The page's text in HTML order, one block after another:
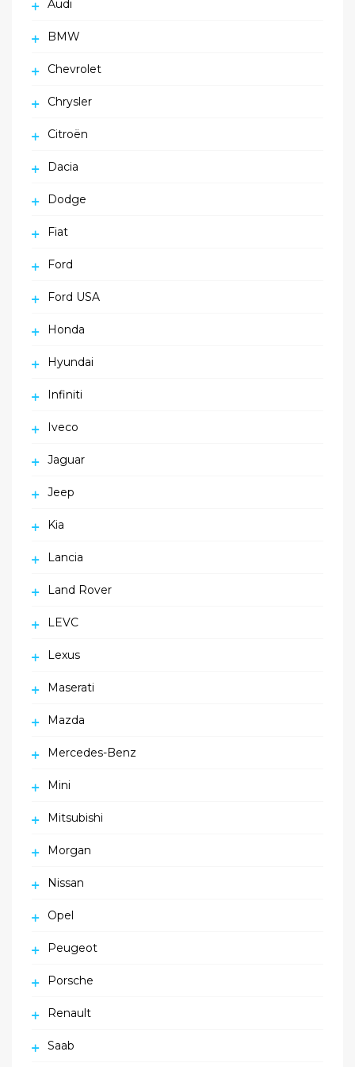
Audi
BMW
Chevrolet
Chrysler
Citroën
Dacia
Dodge
Fiat
Ford
Ford USA
Honda
Hyundai
Infiniti
Iveco
Jaguar
Jeep
Kia
Lancia
Land Rover
LEVC
Lexus
Maserati
Mazda
Mercedes-Benz
Mini
Mitsubishi
Morgan
Nissan
Opel
Peugeot
Porsche
Renault
Saab